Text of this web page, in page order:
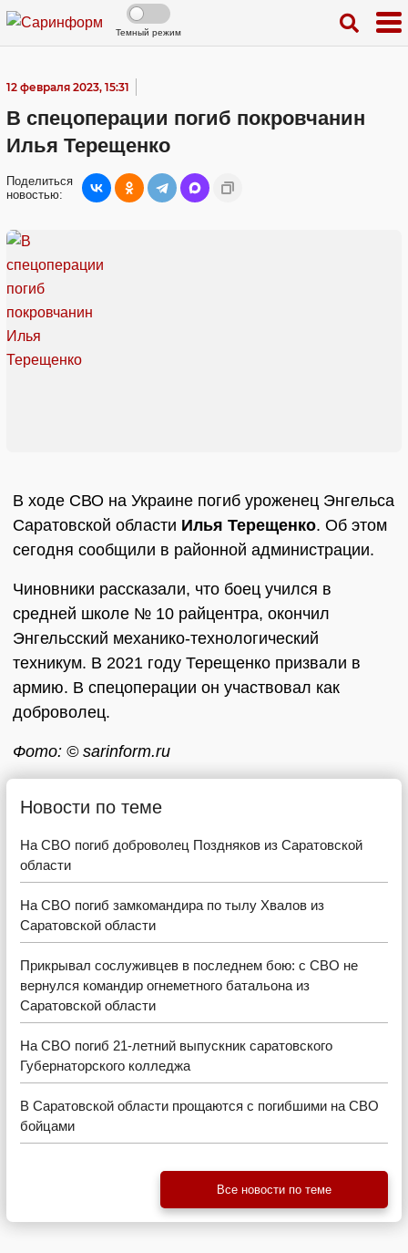
Темный режим
12 февраля 2023, 15:31
В спецоперации погиб покровчанин
Илья Терещенко
Поделиться
новостью:
В ходе СВО на Украине погиб уроженец Энгельса
Саратовской области Илья Терещенко. Об этом
сегодня сообщили в районной администрации.
Чиновники рассказали, что боец учился в
средней школе № 10 райцентра, окончил
Энгельсский механико-технологический
техникум. В 2021 году Терещенко призвали в
армию. В спецоперации он участвовал как
доброволец.
Фото: © sarinform.ru
Новости по теме
На СВО погиб доброволец Поздняков из Саратовской
области
На СВО погиб замкомандира по тылу Хвалов из
Саратовской области
Прикрывал сослуживцев в последнем бою: с СВО не
вернулся командир огнеметного батальона из
Саратовской области
На СВО погиб 21-летний выпускник саратовского
Губернаторского колледжа
В Саратовской области прощаются с погибшими на СВО
бойцами
Все новости по теме